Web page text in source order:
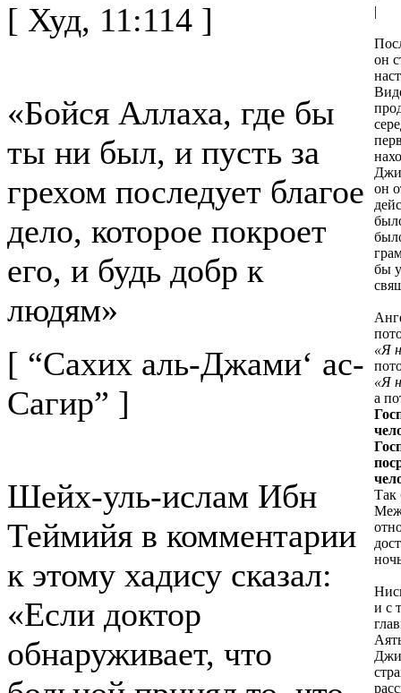
[ Худ, 11:114 ]
«Бойся Аллаха, где бы
ты ни был, и пусть за
грехом последует благое
дело, которое покроет
его, и будь добр к
людям»
[ “Сахих аль-Джами‘ ас-
Сагир” ]
Шейх-уль-ислам Ибн
Теймийя в комментарии
к этому хадису сказал:
«Если доктор
обнаруживает, что
|
он
он
бы
«Я
«Я
а
Так
и с